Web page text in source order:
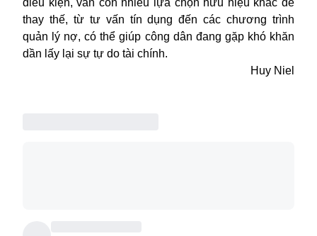
thay thế, từ tư vấn tín dụng đến các chương trình
quản lý nợ, có thể giúp công dân đang gặp khó khăn
dần lấy lại sự tự do tài chính.
Huy Niel